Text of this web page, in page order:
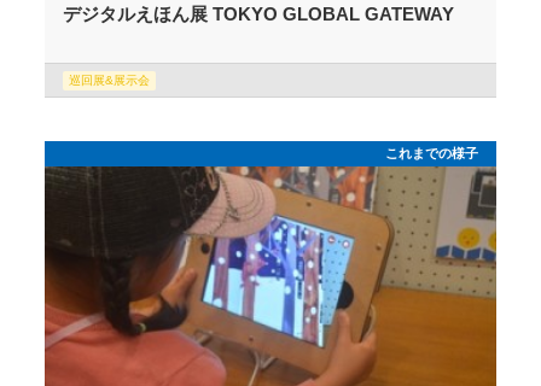
デジタルえほん展 TOKYO GLOBAL GATEWAY
巡回展&展示会
これまでの様子